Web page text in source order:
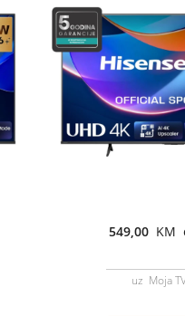
549,00 KM
uz Moja